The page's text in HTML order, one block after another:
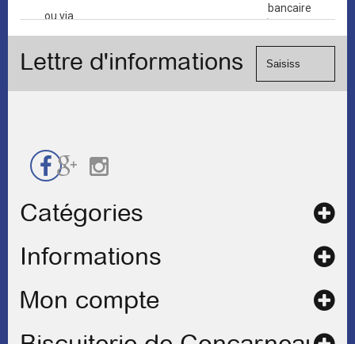
ou via
de
bancaire
(Mastercard,
Visa, ...) et
Lettre d'informations
Catégories
Informations
Mon compte